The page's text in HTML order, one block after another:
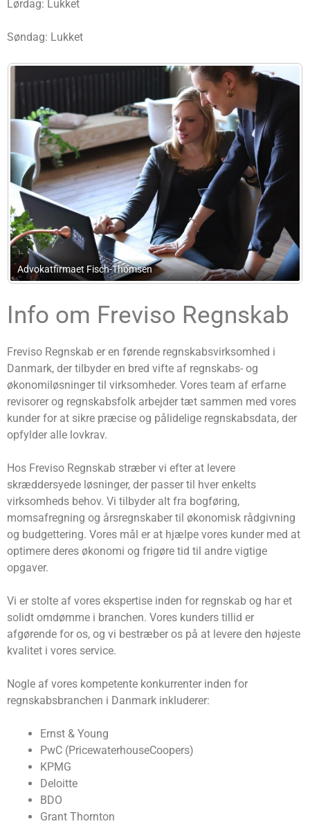
Lørdag: Lukket
Søndag: Lukket
Økofix
Info om Freviso Regnskab
Freviso Regnskab er en førende regnskabsvirksomhed i
Danmark, der tilbyder en bred vifte af regnskabs- og
økonomiløsninger til virksomheder. Vores team af erfarne
revisorer og regnskabsfolk arbejder tæt sammen med vores
kunder for at sikre præcise og pålidelige regnskabsdata, der
opfylder alle lovkrav.
Hos Freviso Regnskab stræber vi efter at levere
skræddersyede løsninger, der passer til hver enkelts
virksomheds behov. Vi tilbyder alt fra bogføring,
momsafregning og årsregnskaber til økonomisk rådgivning
og budgettering. Vores mål er at hjælpe vores kunder med at
optimere deres økonomi og frigøre tid til andre vigtige
opgaver.
Vi er stolte af vores ekspertise inden for regnskab og har et
solidt omdømme i branchen. Vores kunders tillid er
afgørende for os, og vi bestræber os på at levere den højeste
kvalitet i vores service.
Nogle af vores kompetente konkurrenter inden for
regnskabsbranchen i Danmark inkluderer:
Ernst & Young
PwC (PricewaterhouseCoopers)
KPMG
Deloitte
BDO
Grant Thornton